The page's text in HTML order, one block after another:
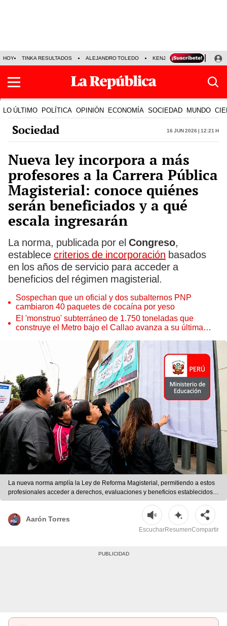
HOY TINKA RESULTADOS ALEJANDRO TOLEDO KENJI FUJIMORI
LO ÚLTIMO POLÍTICA OPINIÓN ECONOMÍA SOCIEDAD MUNDO
Sociedad 16 Jun 2026 | 12:21 h
Nueva ley incorpora a más
profesores a la Carrera Pública
Magisterial: conoce quiénes
serán beneficiados y a qué
escala ingresarán
La norma, publicada por el Congreso,
establece criterios de incorporación basados
en los años de servicio para acceder a
beneficios del régimen magisterial.
Sospechan que un oficial y dos subalternos PNP
cambiaron 40 paquetes de cocaína por yeso
El 'monstruo' subterráneo de 1.750 toneladas que
construye el Metro bajo el Callao avanza a su última
La nueva norma amplía la Ley de Reforma Magisterial, permitiendo a estos
profesionales acceder a derechos, evaluaciones y beneficios establecidos
por el Ministerio de Educación. | Foto: Andina/MINEDU/Composición LR
Aarón Torres
EscucharResumenCompartir